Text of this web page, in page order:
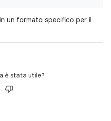
un formato specifico per il
è stata utile?